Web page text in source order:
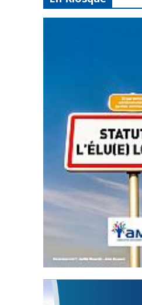
Statut de l’élu local
3 avril 2024